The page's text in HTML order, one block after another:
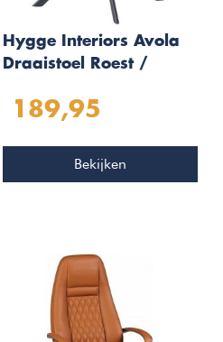
Hygge Interiors Avola
Draaistoel Roest /
189,95
Bekijken